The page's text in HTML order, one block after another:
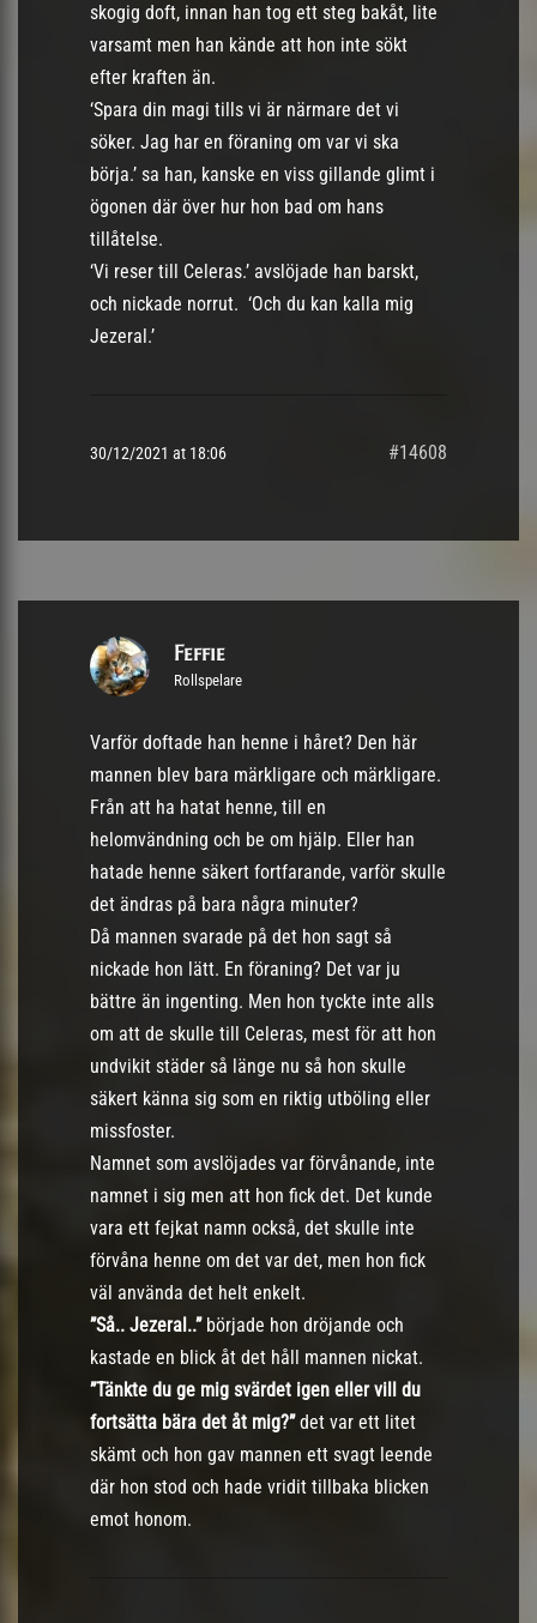
skogig doft, innan han tog ett steg bakåt, lite
varsamt men han kände att hon inte sökt
efter kraften än.
‘Spara din magi tills vi är närmare det vi
söker. Jag har en föraning om var vi ska
börja.’ sa han, kanske en viss gillande glimt i
ögonen där över hur hon bad om hans
tillåtelse.
‘Vi reser till Celeras.’ avslöjade han barskt,
och nickade norrut. ‘Och du kan kalla mig
Jezeral.’
30/12/2021 at 18:06 #14608
Feffie
Rollspelare
Varför doftade han henne i håret? Den här
mannen blev bara märkligare och märkligare.
Från att ha hatat henne, till en
helomvändning och be om hjälp. Eller han
hatade henne säkert fortfarande, varför skulle
det ändras på bara några minuter?
Då mannen svarade på det hon sagt så
nickade hon lätt. En föraning? Det var ju
bättre än ingenting. Men hon tyckte inte alls
om att de skulle till Celeras, mest för att hon
undvikit städer så länge nu så hon skulle
säkert känna sig som en riktig utböling eller
missfoster.
Namnet som avslöjades var förvånande, inte
namnet i sig men att hon fick det. Det kunde
vara ett fejkat namn också, det skulle inte
förvåna henne om det var det, men hon fick
väl använda det helt enkelt.
”Så.. Jezeral..”började hon dröjande och
kastade en blick åt det håll mannen nickat.
”Tänkte du ge mig svärdet igen eller vill du
fortsätta bära det åt mig?”det var ett litet
skämt och hon gav mannen ett svagt leende
där hon stod och hade vridit tillbaka blicken
emot honom.